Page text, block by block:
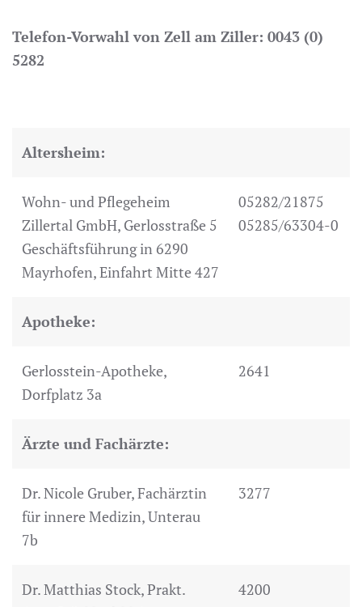
Telefon-Vorwahl von Zell am Ziller: 0043 (0)
5282
Altersheim:
Wohn- und Pflegeheim
Zillertal GmbH, Gerlosstraße 5
Geschäftsführung in 6290
Mayrhofen, Einfahrt Mitte 427
05282/21875
05285/63304-0
Apotheke:
Gerlosstein-Apotheke,
Dorfplatz 3a
2641
Ärzte und Fachärzte:
Dr. Nicole Gruber, Fachärztin
für innere Medizin, Unterau
7b
3277
Dr. Matthias Stock, Prakt.
4200